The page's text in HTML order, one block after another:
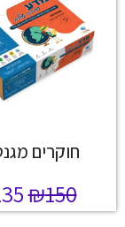
חוקרים
₪150